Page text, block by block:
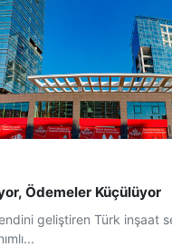
Ödemeler Küçülüyor
geliştiren Türk inşaat